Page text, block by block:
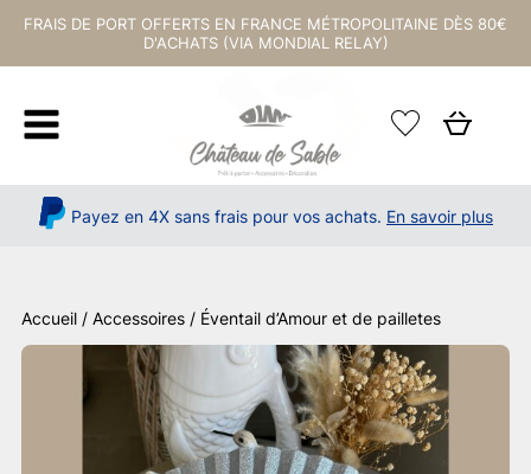
FRAIS DE PORT OFFERTS EN FRANCE MÉTROPOLITAINE DÈS 80€
D'ACHATS (VIA MONDIAL RELAY)
Payez en 4X sans frais pour vos achats. En savoir plus
Accueil / Accessoires / Éventail d’Amour et de pailletes